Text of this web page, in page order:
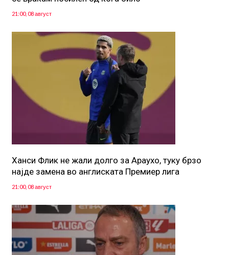
21:00, 08 август
Ханси Флик не жали долго за Араухо, туку брзо
најде замена во англиската Премиер лига
21:00, 08 август